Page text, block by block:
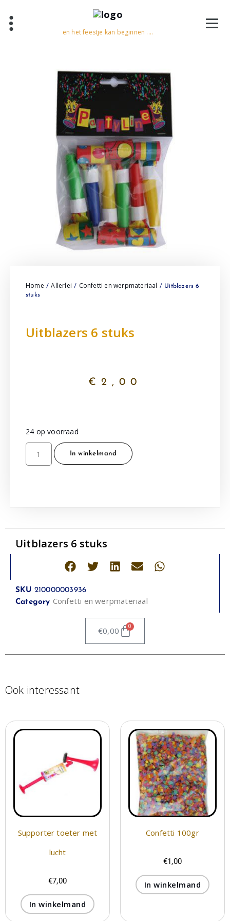
en het feestje kan beginnen ....
Home /Allerlei / Confetti en werpmateriaal / Uitblazers 6
stuks
Uitblazers 6 stuks
€ 2,00
24 op voorraad
In winkelmand
Uitblazers 6 stuks
SKU 210000003936
Category Confetti en werpmateriaal
€0,00 0
Ook interessant
Supporter toeter met
lucht
€7,00
In winkelmand
Confetti 100gr
€1,00
In winkelmand